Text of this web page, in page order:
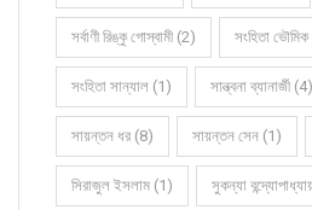
সর্বাণী রিঙ্কু গোস্বামী (2) সংহিতা
সংহিতা সান্যাল (1) সান্ত্বনা ব্যানার্জী (4)
সায়ন্তন ধর (8) সায়ন্তন সেন (1)
সিরাজুল ইসলাম (1) সুকন্যা